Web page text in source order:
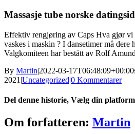
Massasje tube norske
Effektiv rengjøring av Caps Hva gjør vi
vaskes i maskin ? I dansetimer må dere
Valgkomiteen har bestått av Rolf
By Martin|2022-03-17T06:48:09+00:00
2021 |Uncategorized|0 Kommentarer
Del denne historie, Vælg din
Facebook
X
Reddit
LinkedIn
WhatsApp
Tumblr
Pinterest
Vk
Xing
E-
mail
Om forfatteren: Martin